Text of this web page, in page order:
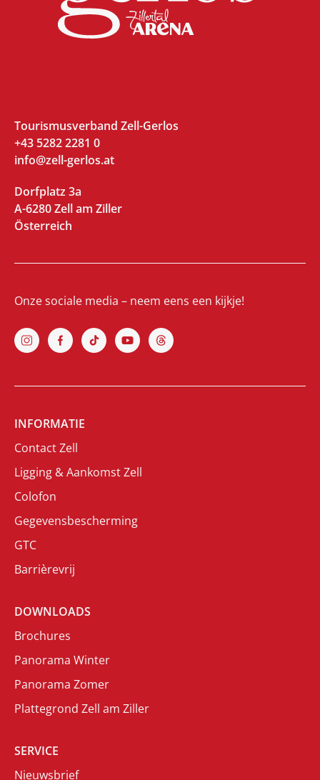
Tourismusverband Zell-Gerlos
+43 5282 2281 0
info@zell-gerlos.at
Dorfplatz 3a
A-6280 Zell am Ziller
Österreich
Onze sociale media – neem eens een kijkje!
INFORMATIE
Contact Zell
Ligging & Aankomst Zell
Colofon
Gegevensbescherming
GTC
Barrièrevrij
DOWNLOADS
Brochures
Panorama Winter
Panorama Zomer
Plattegrond Zell am Ziller
SERVICE
Nieuwsbrief